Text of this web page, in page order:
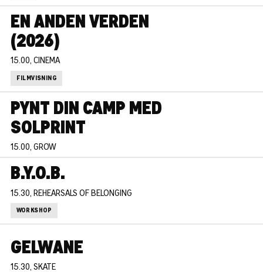
EN ANDEN VERDEN
(2026)
15.00, CINEMA
FILMVISNING
PYNT DIN CAMP MED
SOLPRINT
15.00, GROW
B.Y.O.B.
15.30, REHEARSALS OF BELONGING
WORKSHOP
GELWANE
15.30, SKATE